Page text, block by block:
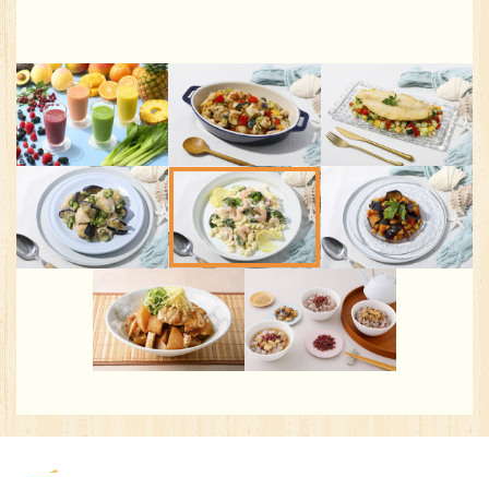
※You will be redirected to Choice Hotel International official
clicking each hotel name.
Rates and the membership program differ from Japanese website.
Global Site
You can see the FAQ as follows.
FAQs